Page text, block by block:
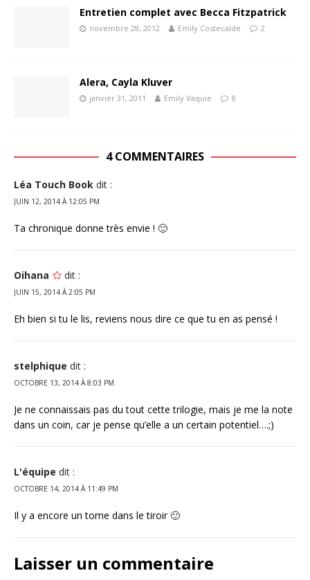
Entretien complet avec Becca Fitzpatrick
novembre 28, 2012 Emily Costecalde 2
Alera, Cayla Kluver
janvier 31, 2011 Emily Vaquie 8
4 COMMENTAIRES
Léa Touch Book dit :
JUIN 12, 2014 À 12:05 PM
Ta chronique donne très envie ! 🙂
Oihana dit :
JUIN 15, 2014 À 2:05 PM
Eh bien si tu le lis, reviens nous dire ce que tu en as pensé !
stelphique dit :
OCTOBRE 13, 2014 À 8:03 PM
Je ne connaissais pas du tout cette trilogie, mais je me la note
dans un coin, car je pense qu’elle a un certain potentiel….;)
L'équipe dit :
OCTOBRE 14, 2014 À 11:49 PM
Il y a encore un tome dans le tiroir 🙂
Laisser un commentaire